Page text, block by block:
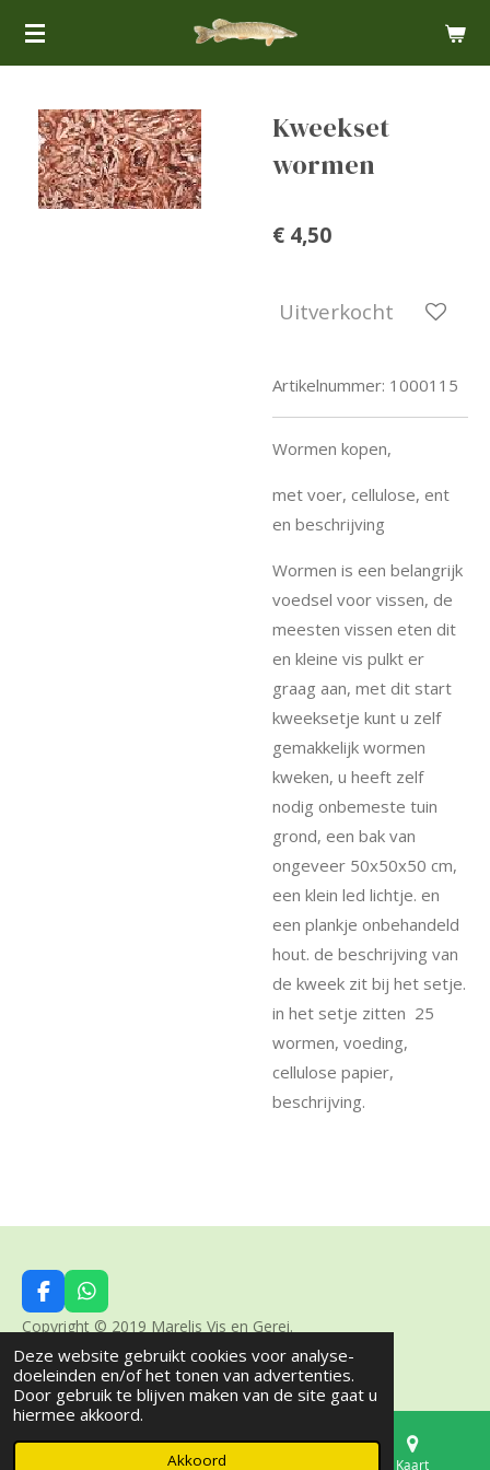
Deze website gebruikt cookies voor analyse-
doeleinden en/of het tonen van advertenties.
Door gebruik te blijven maken van de site gaat u
hiermee akkoord.
Akkoord
Ga
hoofdinhoud
Kweekset
wormen
€ 4,50
Uitverkocht
Artikelnummer: 1000115
Wormen kopen,
met voer, cellulose, ent
en beschrijving
Wormen is een belangrijk
voedsel voor vissen, de
meesten vissen eten dit
en kleine vis pulkt er
graag aan, met dit start
kweeksetje kunt u zelf
gemakkelijk wormen
kweken, u heeft zelf
nodig onbemeste tuin
grond, een bak van
ongeveer 50x50x50 cm,
een klein led lichtje. en
een plankje onbehandeld
hout. de beschrijving van
de kweek zit bij het setje.
in het setje zitten 25
wormen, voeding,
cellulose papier,
beschrijving.
F
a
c
e
b
o
o
k
W
h
a
t
s
A
p
p
Copyright © 2019 Marelis Vis en Gerei.
Powered byJouwWeb
Telefoonnummer Kaart